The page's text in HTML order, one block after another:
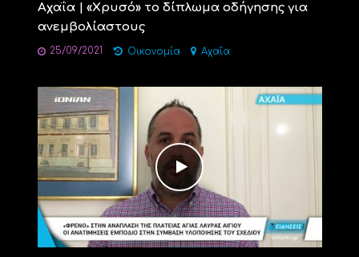
Αχαΐα | «Xρυσό» το δίπλωμα οδήγησης για
ανεμβολίαστους
25/09/2021 Οικονομία Αχαΐα